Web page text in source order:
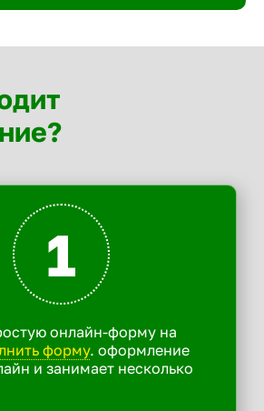
1
онлайн-форму на
форму. оформление
и занимает несколько